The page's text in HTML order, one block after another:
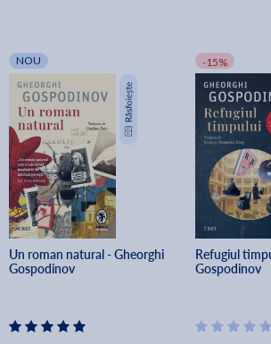
NOU
Un roman natural - Gheorghi
Gospodinov
-15%
Refugiul
Gospodinov